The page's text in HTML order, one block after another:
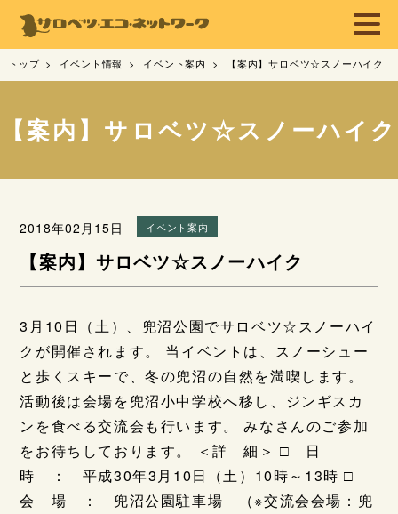
トップ イベント情報 イベント案内 【案内】サロベツ☆スノーハイク
【案内】サロベツ☆スノーハイク
2018年02月15日 イベント案内
【案内】サロベツ☆スノーハイク
3月10日（土）、兜沼公園でサロベツ☆スノーハイ
クが開催されます。 当イベントは、スノーシュー
と歩くスキーで、冬の兜沼の自然を満喫します。
活動後は会場を兜沼小中学校へ移し、ジンギスカ
ンを食べる交流会も行います。 みなさんのご参加
をお待ちしております。 ＜詳 細＞ □ 日
時 ： 平成30年3月10日（土）10時～13時 □
会 場 ： 兜沼公園駐車場 （※交流会会場：兜